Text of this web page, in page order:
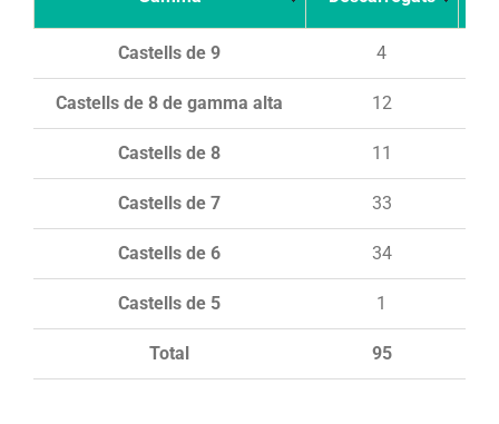
Total 95
Castells de 9 4
Castells de 8 de gamma alta 12
Castells de 8 11
Castells de 7 33
Castells de 6 34
Castells de 5 1